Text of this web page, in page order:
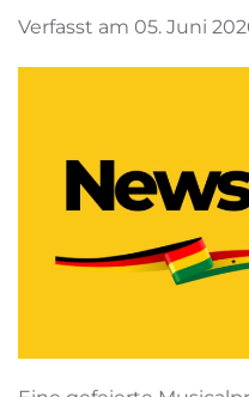
Verfasst am 05. Juni